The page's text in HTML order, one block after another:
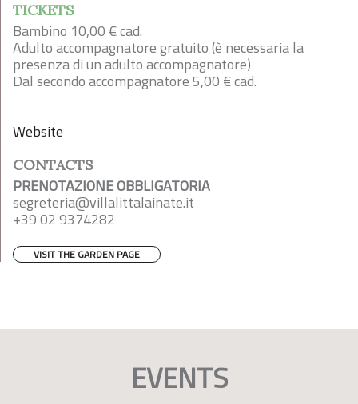
TICKETS
Bambino 10,00 € cad.
Adulto accompagnatore gratuito (è necessaria la
presenza di un adulto accompagnatore)
Dal secondo accompagnatore 5,00 € cad.
Website
CONTACTS
PRENOTAZIONE OBBLIGATORIA
segreteria@villalittalainate.it
+39 02 9374282
VISIT THE GARDEN PAGE
EVENTS